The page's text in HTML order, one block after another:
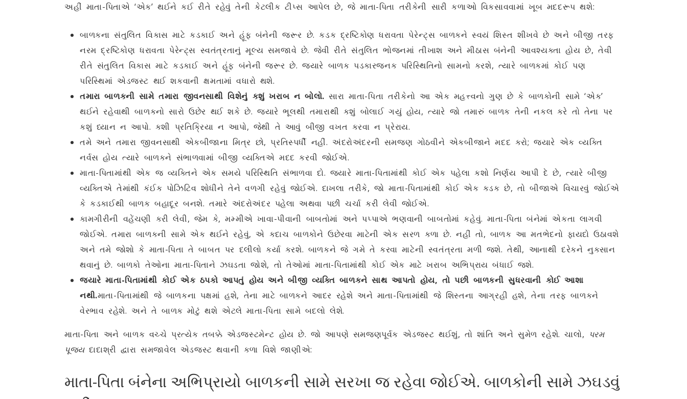
અહીં માતા-પિતાએ ‘એક’ થઈને કઈ રીતે રહેવું તેની કેટલીક ટીપ્સ આપેલ છે, જે માતા-પિતા તરીકેની સારી કળાઓ વિકસાવવામાં ખૂબ મદદરૂપ થશે:
બાળકના સંતુલિત વિકાસ માટે કડકાઈ અને હૂંફ બંનેની જરૂર છે. કડક દ્રષ્ટિકોણ ધરાવતા પેરેન્ટ્સ બાળકને સ્વયં શિસ્ત શીખવે છે અને બીજી તરફ
નરમ દ્રષ્ટિકોણ ધરાવતા પેરેન્ટ્સ સ્વતંત્રતાનું મૂલ્ય સમજાવે છે. જેવી રીતે સંતુલિત ભોજનમાં તીખાશ અને મીઠાસ બંનેની આવશ્યક્તા હોય છે, તેવી
રીતે સંતુલિત વિકાસ માટે કડકાઈ અને હૂંફ બંનેની જરૂર છે. જ્યારે બાળક પડકારજનક પરિસ્થિતિનો સામનો કરશે, ત્યારે બાળકમાં કોઈ પણ
પરિસ્થિમાં એડજસ્ટ થઈ શકવાની ક્ષમતામાં વધારો થશે.
તમારા બાળકની સામે તમારા જીવનસાથી વિશેનું કશું ખરાબ ન બોલો.સારા માતા-પિતા તરીકેનો આ એક મહત્ત્વનો ગુણ છે કે બાળકોની સામે ‘એક’
થઈને રહેવાથી બાળકનો સારો ઉછેર થઈ શકે છે. જ્યારે ભૂલથી તમારાથી કશું બોલાઈ ગયું હોય, ત્યારે જો તમારું બાળક તેની નકલ કરે તો તેના પર
કશું ધ્યાન ન આપો. કશી પ્રતિક્રિયા ન આપો, જેથી તે આવું બીજી વખત કરવા ન પ્રેરાય.
તમે અને તમારા જીવનસાથી એકબીજાના મિત્ર છો, પ્રતિસ્પર્ધી નહીં. અંદરોઅંદરની સમજણ ગોઠવીને એકબીજાને મદદ કરો; જ્યારે એક વ્યક્તિ
નર્વસ હોય ત્યારે બાળકને સંભાળવામાં બીજી વ્યક્તિએ મદદ કરવી જોઈએ.
માતા-પિતામાંથી એક જ વ્યક્તિને એક સમયે પરિસ્થિતિ સંભાળવા દો. જ્યારે માતા-પિતામાંથી કોઈ એક પહેલા કશો નિર્ણય આપી દે છે, ત્યારે બીજી
વ્યક્તિએ તેમાંથી કંઈક પોઝિટિવ શોધીને તેને વળગી રહેવું જોઈએ. દાખલા તરીકે, જો માતા-પિતામાંથી કોઈ એક કડક છે, તો બીજાએ વિચારવું જોઈએ
કે કડકાઈથી બાળક બહાદૂર બનશે. તમારે અંદરોઅંદર પહેલા અથવા પછી ચર્ચા કરી લેવી જોઈએ.
કામગીરીની વહેંચણી કરી લેવી, જેમ કે, મમ્મીએ ખાવા-પીવાની બાબતોમાં અને પપ્પાએ ભણવાની બાબતોમાં કહેવું. માતા-પિતા બંનેમાં એકતા લાગવી
જોઈએ. તમારા બાળકની સામે એક થઈને રહેવું, એ કદાચ બાળકોને ઉછેરવા માટેની એક સરળ કળા છે. નહીં તો, બાળક આ મતભેદનો ફાયદો ઉઠાવશે
અને તમે જોશો કે માતા-પિતા તે બાબત પર દલીલો કર્યા કરશે. બાળકને જે ગમે તે કરવા માટેની સ્વતંત્રતા મળી જશે. તેથી, આનાથી દરેકને નુકસાન
થવાનું છે. બાળકો તેઓના માતા-પિતાને ઝઘડતા જોશે, તો તેઓમાં માતા-પિતામાંથી કોઈ એક માટે ખરાબ અભિપ્રાય બંધાઈ જશે.
જ્યારે માતા-પિતામાંથી કોઈ એક ઠપકો આપતું હોય અને બીજી વ્યક્તિ બાળકને સાથ આપતો હોય, તો પછી બાળકની સુધરવાની કોઈ આશા
નથી.માતા-પિતામાંથી જે બાળકના પક્ષમાં હશે, તેના માટે બાળકને આદર રહેશે અને માતા-પિતામાંથી જે શિસ્તના આગ્રહી હશે, તેના તરફ બાળકને
વેરભાવ રહેશે. અને તે બાળક મોટું થશે એટલે માતા-પિતા સામે બદલો લેશે.
માતા-પિતા અને બાળક વચ્ચે પ્રત્યેક તબક્કે એડજસ્ટમેન્‍ટ હોય છે. જો આપણે સમજણપૂર્વક એડજસ્ટ થઈશું, તો શાંતિ અને સુમેળ રહેશે. ચાલો, પરમ
પૂજ્યદાદાશ્રી દ્વારા સમજાવેલ એડજસ્ટ થવાની કળા વિશે જાણીએ:
માતા-પિતા બંનેના અભિપ્રાયો બાળકની સામે સરખા જ રહેવા જોઈએ. બાળકોની સામે ઝઘડવું